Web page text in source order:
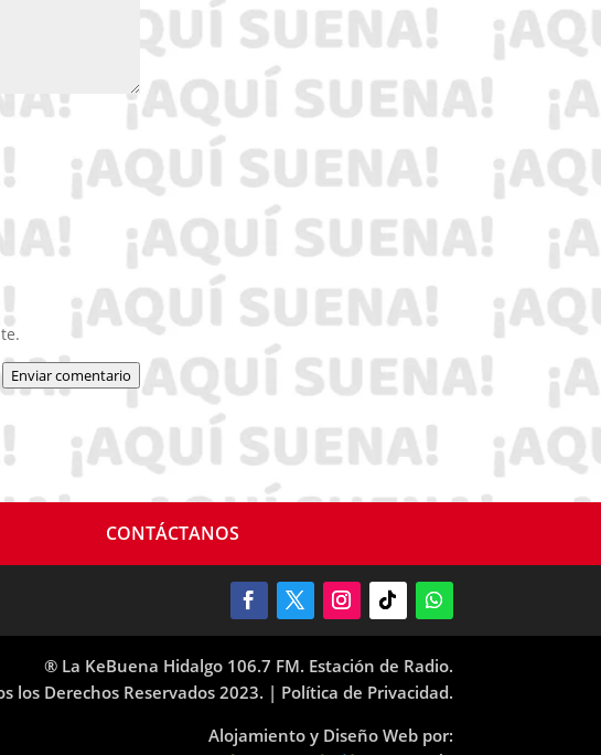
Enviar comentario
CONTÁCTANOS
® La KeBuena Hidalgo 106.7 FM. Estación de Radio.
los Derechos Reservados 2023. | Política de Privacidad.
Alojamiento y Diseño Web por: